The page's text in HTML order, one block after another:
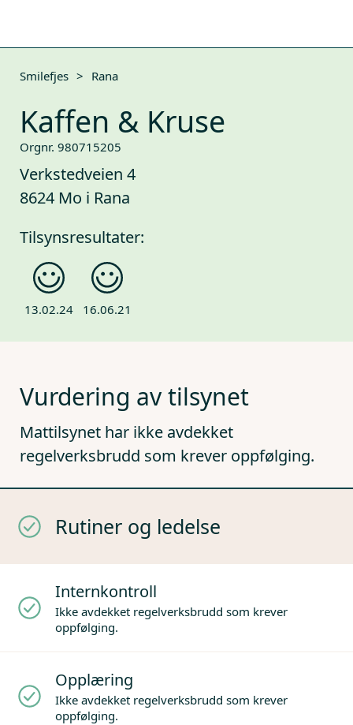
Smilefjes > Rana
Kaffen & Kruse
Orgnr. 980715205
Verkstedveien 4
8624 Mo i Rana
Tilsynsresultater:
13.02.24 16.06.21
Vurdering av tilsynet
Mattilsynet har ikke avdekket
regelverksbrudd som krever oppfølging.
Rutiner og ledelse
Internkontroll
Ikke avdekket regelverksbrudd som krever
oppfølging.
Opplæring
Ikke avdekket regelverksbrudd som krever
oppfølging.